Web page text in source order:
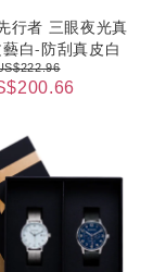
行者 三眼夜光真
白-防刮真皮白